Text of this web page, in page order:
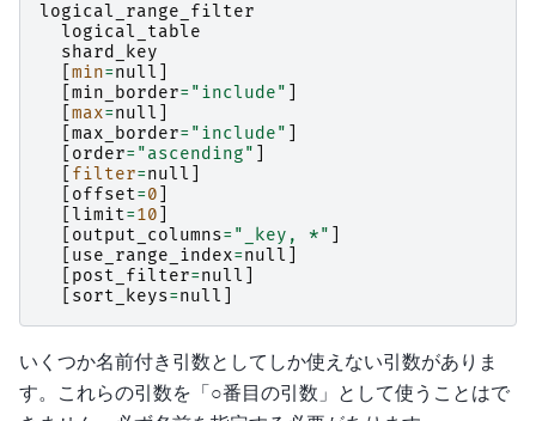
logical_range_filter
logical_table
shard_key
min=null
min_border= "include"
max=null
max_border= "include"
order= "ascending"
filter=null
offset=0
limit=10
output_columns= "_key, *"
use_range_index=null
post_filter=null
sort_keys=null
いくつか名前付き引数としてしか使えない引数がありま
す。これらの引数を「○番目の引数」として使うことはで